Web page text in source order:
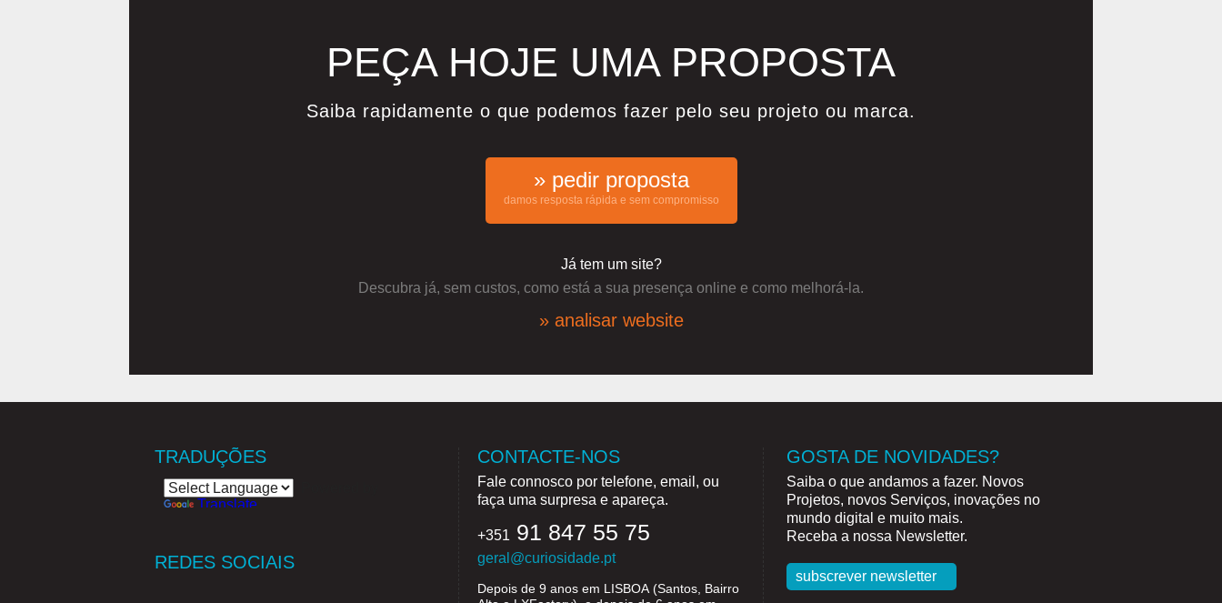
PEÇA HOJE UMA PROPOSTA
Saiba rapidamente o que podemos fazer pelo seu projeto ou marca.
» pedir proposta
damos resposta rápida e sem compromisso
Já tem um site?
Descubra já, sem custos, como está a sua presença online e como melhorá-la.
» analisar website
TRADUÇÕES
Translate
REDES SOCIAIS
CONTACTE-NOS
Fale connosco por telefone, email, ou
faça uma surpresa e apareça.
+351 91 847 55 75
geral@curiosidade.pt
Depois de 9 anos em LISBOA (Santos, Bairro
GOSTA DE NOVIDADES?
Saiba o que andamos a fazer. Novos
Projetos, novos Serviços, inovações no
mundo digital e muito mais.
Receba a nossa Newsletter.
subscrever newsletter